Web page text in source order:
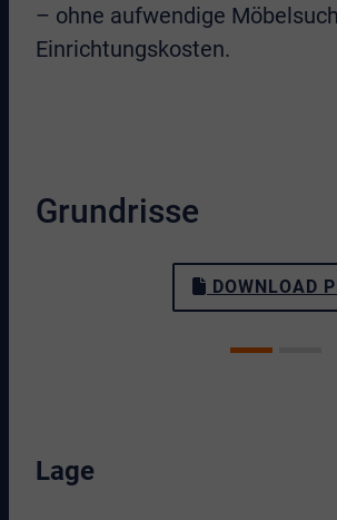
– ohne aufwendige
Einrichtungskosten.
Grundrisse
DOWNLOAD
Lage